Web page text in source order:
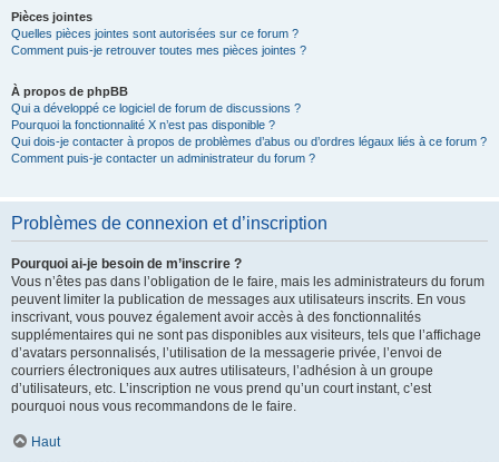
Pièces jointes
Quelles pièces jointes sont autorisées sur ce forum ?
Comment puis-je retrouver toutes mes pièces jointes ?
À propos de phpBB
Qui a développé ce logiciel de forum de discussions ?
Pourquoi la fonctionnalité X n’est pas disponible ?
Qui dois-je contacter à propos de problèmes d’abus ou d’ordres légaux liés à ce forum ?
Comment puis-je contacter un administrateur du forum ?
Problèmes de connexion et d’inscription
Pourquoi ai-je besoin de m’inscrire ?
Vous n’êtes pas dans l’obligation de le faire, mais les administrateurs du forum
peuvent limiter la publication de messages aux utilisateurs inscrits. En vous
inscrivant, vous pouvez également avoir accès à des fonctionnalités
supplémentaires qui ne sont pas disponibles aux visiteurs, tels que l’affichage
d’avatars personnalisés, l’utilisation de la messagerie privée, l’envoi de
courriers électroniques aux autres utilisateurs, l’adhésion à un groupe
d’utilisateurs, etc. L’inscription ne vous prend qu’un court instant, c’est
pourquoi nous vous recommandons de le faire.
Haut